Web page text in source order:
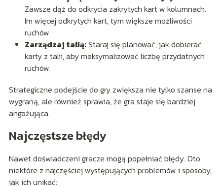
Zawsze dąż do odkrycia zakrytych kart w kolumnach.
Im więcej odkrytych kart, tym większe możliwości
ruchów.
Zarządzaj talią:Staraj się planować, jak dobierać
karty z talii, aby maksymalizować liczbę przydatnych
ruchów.
Strategiczne podejście do gry zwiększa nie tylko szanse na
wygraną, ale również sprawia, że gra staje się bardziej
angażująca.
Najczęstsze błędy
Nawet doświadczeni gracze mogą popełniać błędy. Oto
niektóre z najczęściej występujących problemów i sposoby,
jak ich unikać: